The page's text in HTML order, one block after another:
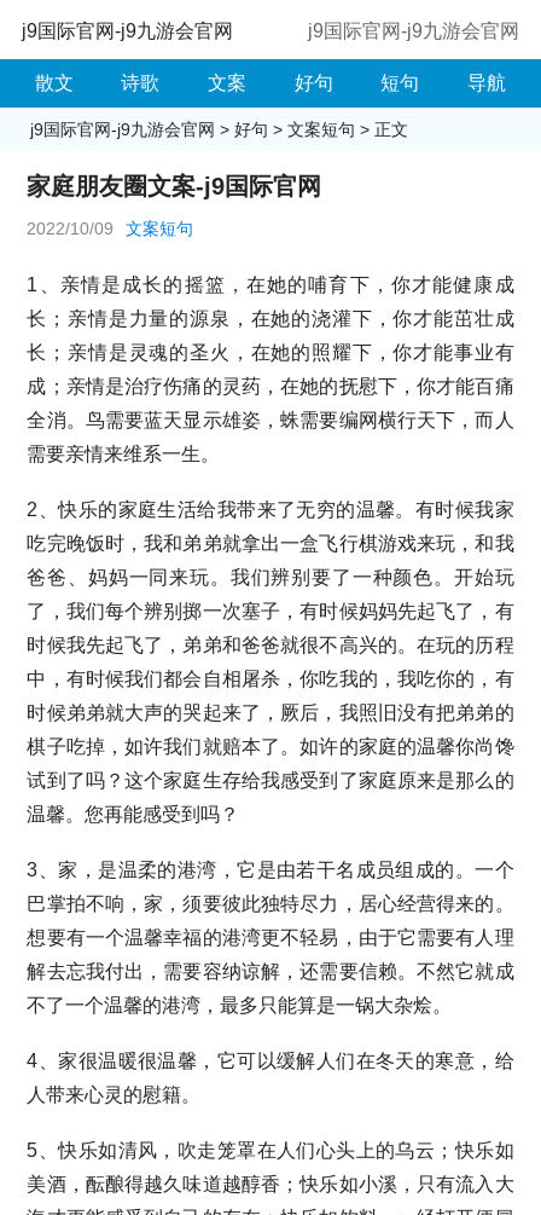
j9国际官网-j9九游会官网 j9国际官网-j9九游会官网
散文 诗歌 文案 好句 短句 导航
j9国际官网-j9九游会官网 > 好句 > 文案短句 > 正文
家庭朋友圈文案-j9国际官网
2022/10/09 文案短句
1、亲情是成长的摇篮，在她的哺育下，你才能健康成
长；亲情是力量的源泉，在她的浇灌下，你才能茁壮成
长；亲情是灵魂的圣火，在她的照耀下，你才能事业有
成；亲情是治疗伤痛的灵药，在她的抚慰下，你才能百痛
全消。鸟需要蓝天显示雄姿，蛛需要编网横行天下，而人
需要亲情来维系一生。
2、快乐的家庭生活给我带来了无穷的温馨。有时候我家
吃完晚饭时，我和弟弟就拿出一盒飞行棋游戏来玩，和我
爸爸、妈妈一同来玩。我们辨别要了一种颜色。开始玩
了，我们每个辨别掷一次塞子，有时候妈妈先起飞了，有
时候我先起飞了，弟弟和爸爸就很不高兴的。在玩的历程
中，有时候我们都会自相屠杀，你吃我的，我吃你的，有
时候弟弟就大声的哭起来了，厥后，我照旧没有把弟弟的
棋子吃掉，如许我们就赔本了。如许的家庭的温馨你尚馋
试到了吗？这个家庭生存给我感受到了家庭原来是那么的
温馨。您再能感受到吗？
3、家，是温柔的港湾，它是由若干名成员组成的。一个
巴掌拍不响，家，须要彼此独特尽力，居心经营得来的。
想要有一个温馨幸福的港湾更不轻易，由于它需要有人理
解去忘我付出，需要容纳谅解，还需要信赖。不然它就成
不了一个温馨的港湾，最多只能算是一锅大杂烩。
4、家很温暖很温馨，它可以缓解人们在冬天的寒意，给
人带来心灵的慰籍。
5、快乐如清风，吹走笼罩在人们心头上的乌云；快乐如
美酒，酝酿得越久味道越醇香；快乐如小溪，只有流入大